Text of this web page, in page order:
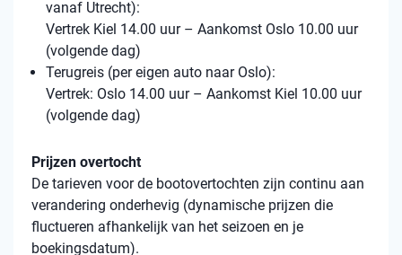
vanaf Utrecht):
Vertrek Kiel 14.00 uur – Aankomst Oslo 10.00 uur
(volgende dag)
Terugreis (per eigen auto naar Oslo):
Vertrek: Oslo 14.00 uur – Aankomst Kiel 10.00 uur
(volgende dag)
Prijzen overtocht
De tarieven voor de bootovertochten zijn continu aan
verandering onderhevig (dynamische prijzen die
fluctueren afhankelijk van het seizoen en je
boekingsdatum).